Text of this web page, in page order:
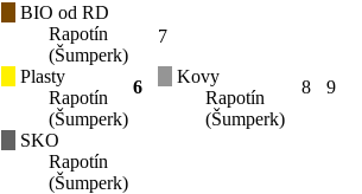
BIO od RD
Rapotín
(Šumperk)
Plasty
Rapotín
(Šumperk)
SKO
Rapotín
(Šumperk)
6
7
Kovy
Rapotín
(Šumperk)
8 9